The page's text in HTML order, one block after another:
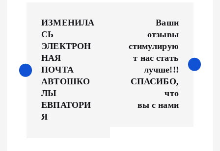
ИЗМЕНИЛА
СЬ
ЭЛЕКТРОН
НАЯ
ПОЧТА
АВТОШКО
ЛЫ
ЕВПАТОРИ
Я
Ваши
отзывы
стимулирую
т нас стать
лучше!!!
СПАСИБО,
что
вы с нами